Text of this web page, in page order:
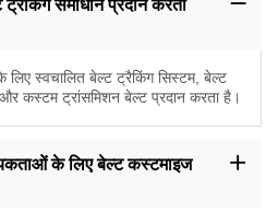
समाधान प्रदान करता
लिए स्वचालित बेल्ट ट्रैकिंग सिस्टम, बेल्ट
कस्टम ट्रांसमिशन बेल्ट प्रदान करता है।
के लिए बेल्ट कस्टमाइज